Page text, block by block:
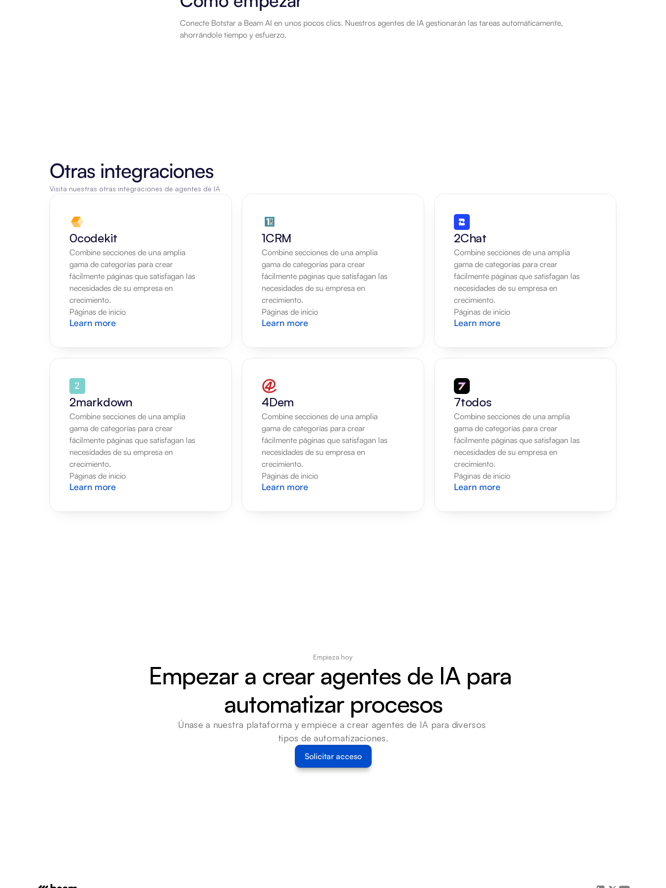
Conecte Botstar a Beam AI en unos pocos clics. Nuestros agentes de IA gestionarán las tareas automáticamente,
ahorrándole tiempo y esfuerzo.
Otras integraciones
Visita nuestras otras integraciones de agentes de IA
0codekit
Combine secciones de una amplia
gama de categorías para crear
fácilmente páginas que satisfagan las
necesidades de su empresa en
crecimiento.
Páginas de inicio
Learn more
1CRM
Combine secciones de una amplia
gama de categorías para crear
fácilmente páginas que satisfagan las
necesidades de su empresa en
crecimiento.
Páginas de inicio
Learn more
2Chat
Combine secciones de una amplia
gama de categorías para crear
fácilmente páginas que satisfagan las
necesidades de su empresa en
crecimiento.
Páginas de inicio
Learn more
2markdown
Combine secciones de una amplia
gama de categorías para crear
fácilmente páginas que satisfagan las
necesidades de su empresa en
crecimiento.
Páginas de inicio
Learn more
4Dem
Combine secciones de una amplia
gama de categorías para crear
fácilmente páginas que satisfagan las
necesidades de su empresa en
crecimiento.
Páginas de inicio
Learn more
7todos
Combine secciones de una amplia
gama de categorías para crear
fácilmente páginas que satisfagan las
necesidades de su empresa en
crecimiento.
Páginas de inicio
Learn more
Empieza hoy
Empezar a crear agentes de IA para
automatizar procesos
Únase a nuestra plataforma y empiece a crear agentes de IA para diversos
tipos de automatizaciones.
Solicitar acceso